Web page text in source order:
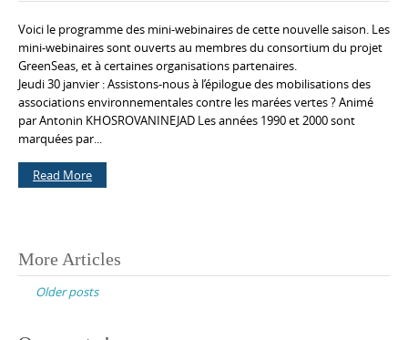
Voici le programme des mini-webinaires de cette nouvelle saison. Les
mini-webinaires sont ouverts au membres du consortium du projet
GreenSeas, et à certaines organisations partenaires.
Jeudi 30 janvier : Assistons-nous à l’épilogue des mobilisations des
associations environnementales contre les marées vertes ? Animé
par Antonin KHOSROVANINEJAD Les années 1990 et 2000 sont
marquées par...
Read More
Posts
navigation
More Articles
Older posts